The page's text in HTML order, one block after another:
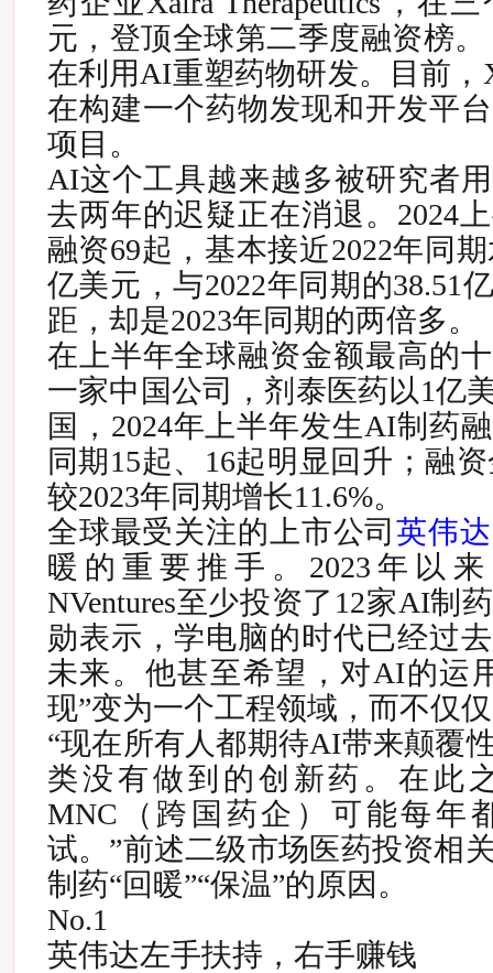
元，登顶全球第二季度融资榜
在利用AI重塑药物研发。目前，
在构建一个药物发现和开发平
项目。
AI这个工具越来越多被研究者
去两年的迟疑正在消退。 2024
融资69起，基本接近2022年同
亿美元，与2022年同期的38.51
距，却是2023年同期的两倍多。
在上半年全球融资金额最高的
一家中国公司，剂泰医药以1亿
国，2024年上半年发生AI制药
同期15起、16起明显回升；融
较2023年同期增长11.6%。
全球最受关注的上市公司英伟达
暖的重要推手。 2023年以
NVentures至少投资了12家AI制
勋表示，学电脑的时代已经过
未来。 他甚至希望，对AI的运
现”变为一个工程领域，而不仅
“现在所有人都期待AI带来颠覆
类没有做到的创新药。在此
MNC（跨国药企）可能每年
试。”前述二级市场医药投资相
制药“回暖”“保温”的原因。
No.1
英伟达左手扶持，右手赚钱